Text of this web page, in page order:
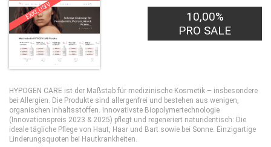
EXKLUSIV
10,00%
PRO SALE
HYPOGEN CARE ist der Maßstab für medizinische Kosmetik – insbesondere
bei Allergien. Die Produkte sind allergenfrei und bestehen aus wenigen,
organischen Inhaltsstoffen. Innovativste Biopolymertechnologie
(Innovationspreis 2023 & 2025) pflegt und regeneriert naturidentisch: Die
ideale tägliche Pflege von Haut, Haar und Bart sowie bei Sonne. Einzigartige
Linderungsquoten bei Hautkrankheiten.